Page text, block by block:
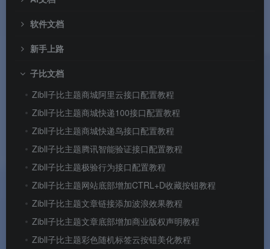
软件文档
新手上路
子比文档
Zibll子比主题商城阿里云接口配置教程
Zibll子比主题商城快递100接口配置教程
Zibll子比主题商城快递鸟接口配置教程
Zibll子比主题腾讯智能验证接口配置教程
Zibll子比主题极验行为接口配置教程
Zibll子比主题网站底部增加CTRL+D收藏按钮教程
Zibll子比主题文章链接添加波浪效果教程
Zibll子比主题文章底部增加商业版权声明教程
Zibll子比主题彩色随机标签云按钮美化教程